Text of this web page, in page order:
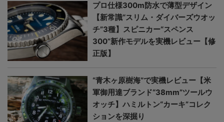
プロ仕様300m防水で薄型デザイン
【新常識“スリム・ダイバーズウオッ
チ”3種】スピニカー“スペンス
300”新作モデルを実機レビュー【修
正版】
“青木ヶ原樹海”で実機レビュー【米
軍御用達ブランド“38mm”ツールウ
オッチ】ハミルトン“カーキ”コレク
ションを深掘り